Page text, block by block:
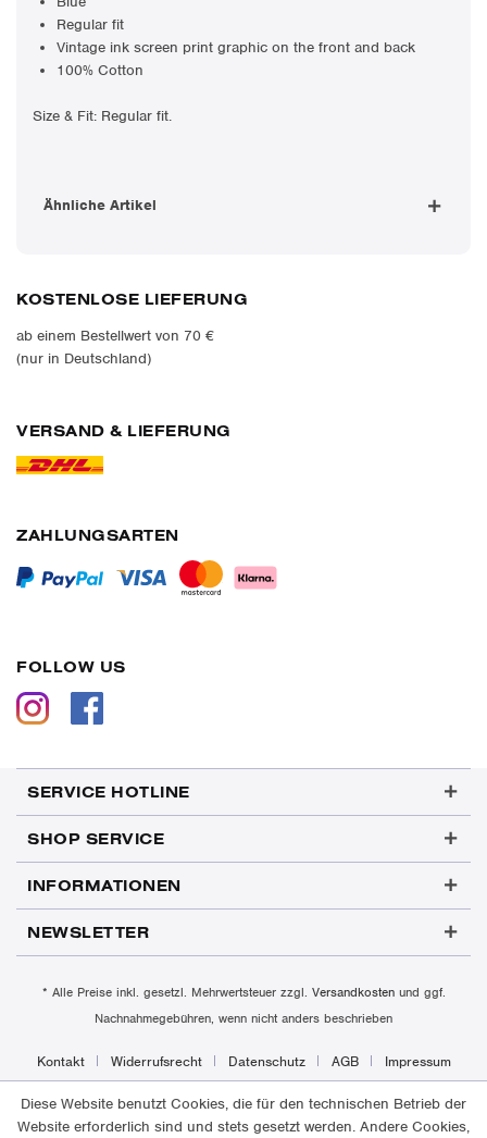
Regular fit
Vintage ink screen print graphic on the front and back
100% Cotton
Size & Fit: Regular fit.
Ähnliche Artikel
KOSTENLOSE LIEFERUNG
ab einem Bestellwert von 70 €
(nur in Deutschland)
VERSAND & LIEFERUNG
ZAHLUNGSARTEN
FOLLOW US
SERVICE HOTLINE
SHOP SERVICE
INFORMATIONEN
NEWSLETTER
* Alle Preise inkl. gesetzl. Mehrwertsteuer zzgl. Versandkostenund ggf.
Nachnahmegebühren, wenn nicht anders beschrieben
Kontakt Widerrufsrecht Datenschutz AGB Impressum
Diese Website benutzt Cookies, die für den technischen Betrieb der
Website erforderlich sind und stets gesetzt werden. Andere Cookies,